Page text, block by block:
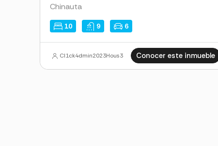
Chinauta
10 9 6
Conocer este inmueble
Cl1ck4dmin2023Hous3